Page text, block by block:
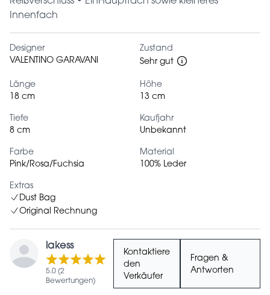
Innenfach
Designer
VALENTINO GARAVANI
Zustand
Sehr gut
Länge
18 cm
Höhe
13 cm
Tiefe
8 cm
Kaufjahr
Unbekannt
Farbe
Pink/Rosa/Fuchsia
Material
100% Leder
Extras
Dust Bag
Original Rechnung
lakess
5.0 (2
Bewertungen)
Kontaktiere
den
Verkäufer
Fragen &
Antworten